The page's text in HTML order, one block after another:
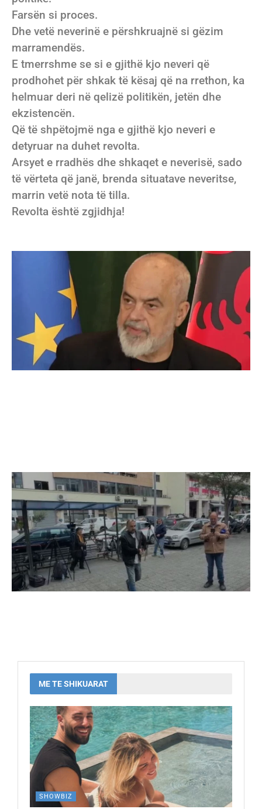
Farsën si proces.
Dhe vetë neverinë e përshkruajnë si gëzim
marramendës.
E tmerrshme se si e gjithë kjo neveri që
prodhohet për shkak të kësaj që na rrethon, ka
helmuar deri në qelizë politikën, jetën dhe
ekzistencën.
Që të shpëtojmë nga e gjithë kjo neveri e
detyruar na duhet revolta.
Arsyet e rradhës dhe shkaqet e neverisë, sado
të vërteta që janë, brenda situatave neveritse,
marrin vetë nota të tilla.
Revolta është zgjidhja!
ME TE SHIKUARAT
SHOWBIZ